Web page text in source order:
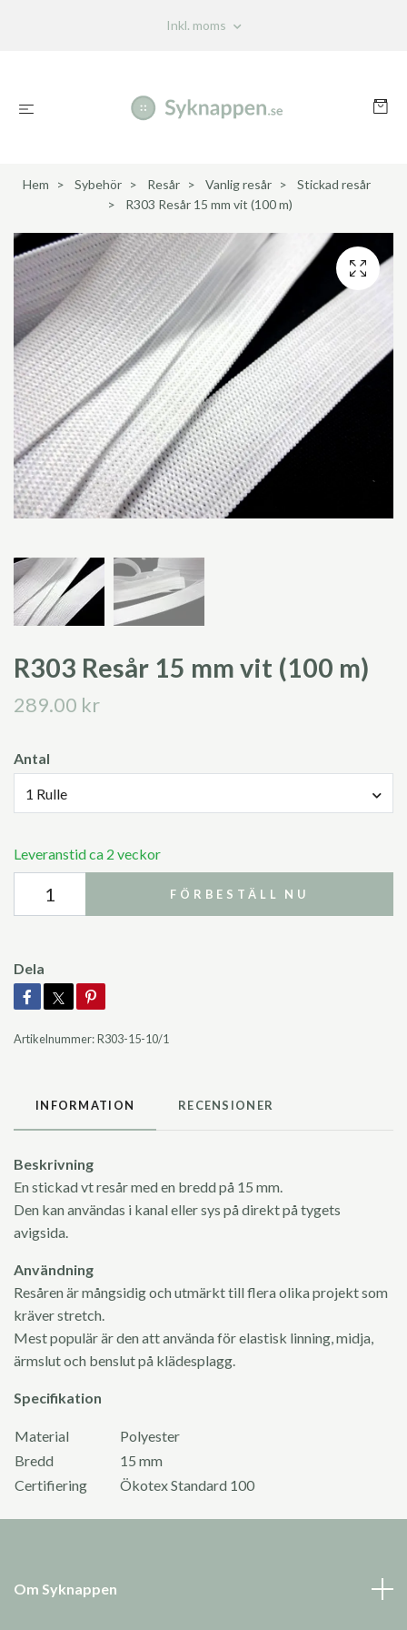
Inkl. moms
Hem Sybehör Resår Vanlig resår
Stickad resår
R303 Resår 15 mm vit (100 m)
R303 Resår 15 mm vit (100 m)
289.00 kr
Antal
1 Rulle
Leveranstid ca 2 veckor
FÖRBESTÄLL NU
Dela
Artikelnummer:R303-15-10/1
INFORMATION RECENSIONER
Beskrivning
En stickad vt resår med en bredd på 15 mm.
Den kan användas i kanal eller sys på direkt på tygets
avigsida.
Användning
Resåren är mångsidig och utmärkt till flera olika projekt som
kräver stretch.
Mest populär är den att använda för elastisk linning, midja,
ärmslut och benslut på klädesplagg.
Specifikation
Material
Polyester
Bredd
15 mm
Certifiering
Ökotex Standard 100
Om Syknappen